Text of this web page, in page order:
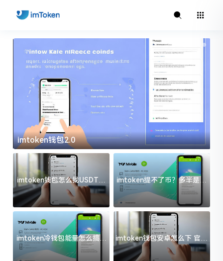
imtoken钱包2.0
imtoken钱包怎么找USDT地
址？三步搞定不踩坑
imtoken提不了币？多半是这
几件事没处理好
imtoken冷钱包能量怎么搞？
过来人告诉你门道
imtoken钱包安卓怎么下 官方
渠道避坑指南